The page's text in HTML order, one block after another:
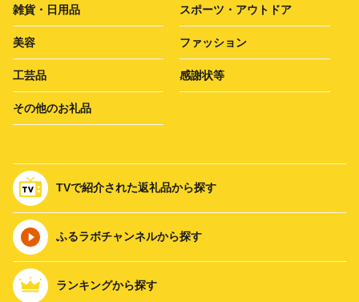
雑貨・日用品 スポーツ・アウトドア
美容 ファッション
工芸品 感謝状等
その他のお礼品
TVで紹介された返礼品から探す
ふるラボチャンネルから探す
ランキングから探す